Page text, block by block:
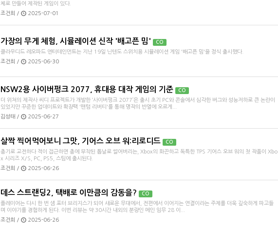
체로 만들어 제작된 게임이 있다.
조건희 /
2025-07-01
가장의 무게 체험, 시뮬레이션 신작 '배고픈 밈' CO
클라우디드 레오파드 엔터테인먼트는 지난 19일 닌텐도 스위치용 시뮬레이션 게임 '배고픈 밈'을 정식 출시했다.
조건희 /
2025-06-30
NSW2용 사이버펑크 2077, 휴대용 대작 게임의 기준 CO
더 위쳐의 제작사 씨디 프로젝트가 개발한 ‘사이버펑크 2077’은 출시 초기 PC와 콘솔에서 심각한 버그와 성능저하로 큰 논란이
있었지만 꾸준한 업데이트와 확장팩 '팬텀 리버티'를 통해 명작의 반열에 오르게...
김성태 /
2025-06-27
살짝 찍어먹어보니 그맛, 기어스 오브 워:리로디드 CO
총기로 교전하다 적이 접근하면 총에 부착된 톱날로 썰어버리는, Xbox의 화끈하고 독특한 TPS 기어스 오브 워의 첫 작품이 Xbo
x 시리즈 X/S, PC, PS5, 스팀에 출시된다.
조건희 /
2025-06-26
데스 스트랜딩2, 택배로 이만큼의 감동을? CO
플레이어는 다시 한 번 샘 포터 브리지스가 되어 새로운 무대에서, 전편에서 이어지는 연결이라는 주제를 더욱 깊숙하게 파고들
며 이야기를 경험하게 된다. 이번 리뷰는 약 30시간 내외의 분량인 메인 임무 28 이...
조건희 /
2025-06-26